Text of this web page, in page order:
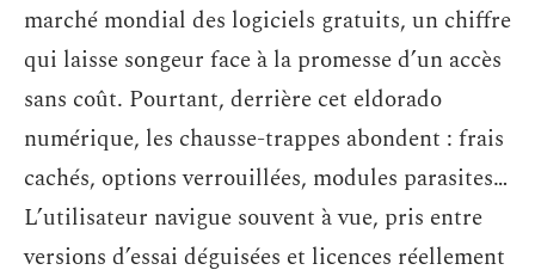
marché mondial des logiciels gratuits, un chiffre
qui laisse songeur face à la promesse d’un accès
sans coût. Pourtant, derrière cet eldorado
numérique, les chausse-trappes abondent : frais
cachés, options verrouillées, modules parasites…
L’utilisateur navigue souvent à vue, pris entre
versions d’essai déguisées et licences réellement